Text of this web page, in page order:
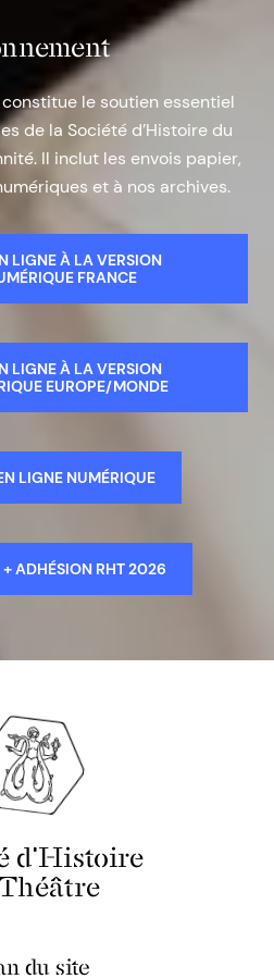
le soutien essentiel
de la Société d’Histoire du
Il inclut les envois papier,
et à nos archives.
LIGNE À LA VERSION
FRANCE
LIGNE À LA VERSION
EUROPE/MONDE
LIGNE NUMÉRIQUE
ADHÉSION RHT 2026
d'Histoire
du site